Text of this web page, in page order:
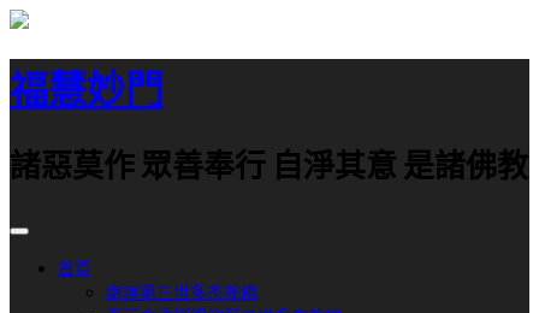
跳
至
主
要
容
福慧妙門
諸惡莫作 眾善奉行 自淨其意 是諸佛教
首頁
南無第三世多杰羌佛